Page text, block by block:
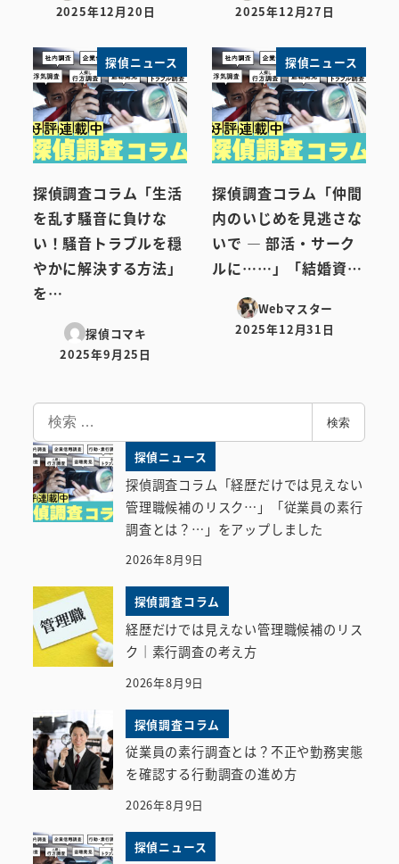
投稿日
2025年12月20日
投稿日
2025年12月27日
探偵ニュース
探偵調査コラム「生活
を乱す騒音に負けな
い！騒音トラブルを穏
やかに解決する方法」
を…
探偵コマキ
投稿日
2025年9月25日
探偵ニュース
探偵調査コラム「仲間
内のいじめを見逃さな
いで ― 部活・サーク
ルに……」「結婚資…
Webマスター
投稿日
2025年12月31日
索
検索
探偵ニュース
探偵調査コラム「経歴だけでは見えない
管理職候補のリスク…」「従業員の素行
調査とは？…」をアップしました
2026年8月9日
探偵調査コラム
経歴だけでは見えない管理職候補のリス
ク｜素行調査の考え方
2026年8月9日
探偵調査コラム
従業員の素行調査とは？不正や勤務実態
を確認する行動調査の進め方
2026年8月9日
探偵ニュース